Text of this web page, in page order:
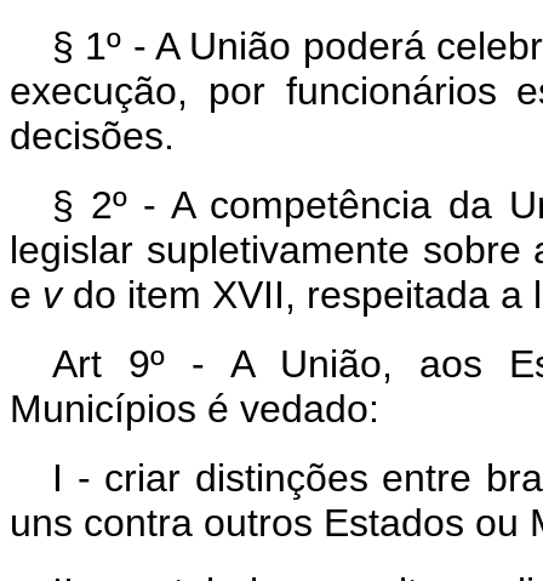
§ 1º - A União poderá
execução, por funcionários
decisões.
§ 2º - A competência da
legislar supletivamente
e v do item XVII, respeitada a
Art 9º - A União, aos
Municípios é vedado:
I - criar distinções entre
uns contra outros Estados ou